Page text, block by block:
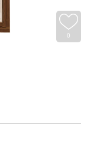
0